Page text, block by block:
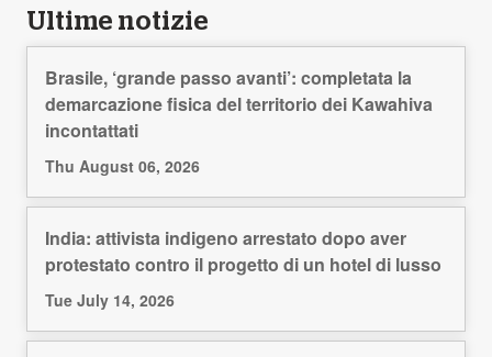
Ultime notizie
Brasile, ‘grande passo avanti’: completata la
demarcazione fisica del territorio dei Kawahiva
incontattati
Thu August 06, 2026
India: attivista indigeno arrestato dopo aver
protestato contro il progetto di un hotel di lusso
Tue July 14, 2026